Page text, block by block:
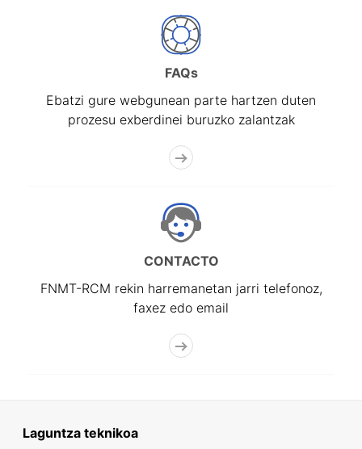
FAQs
Ebatzi gure webgunean parte hartzen duten
prozesu exberdinei buruzko zalantzak
CONTACTO
FNMT-RCM rekin harremanetan jarri telefonoz,
faxez edo email
Laguntza teknikoa